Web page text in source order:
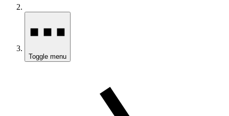
Toggle menu